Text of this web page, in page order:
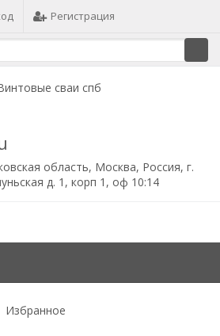
Регистрация
область, Москва, Россия, г.
д. 1, корп 1, оф 10:14
Избранное